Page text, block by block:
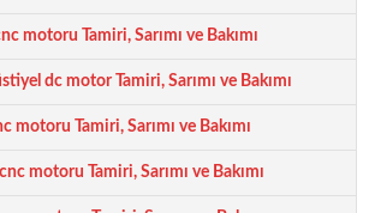
motoru Tamiri, Sarımı ve Bakımı
dc motor Tamiri, Sarımı ve Bakımı
motoru Tamiri, Sarımı ve Bakımı
motoru Tamiri, Sarımı ve Bakımı